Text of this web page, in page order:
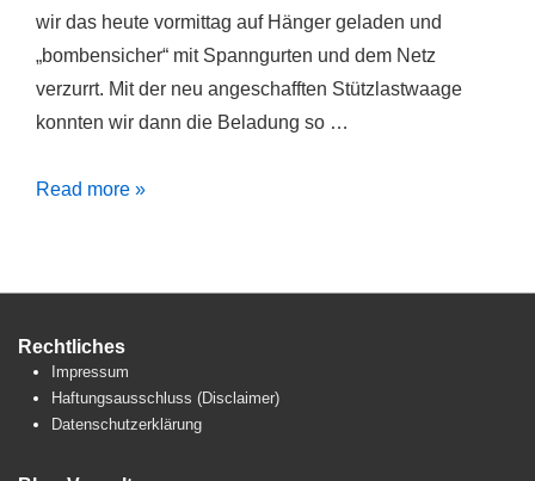
wir das heute vormittag auf Hänger geladen und
„bombensicher“ mit Spanngurten und dem Netz
verzurrt. Mit der neu angeschafften Stützlastwaage
konnten wir dann die Beladung so …
Umzug
Read more »
Rechtliches
Impressum
Haftungsausschluss (Disclaimer)
Datenschutzerklärung